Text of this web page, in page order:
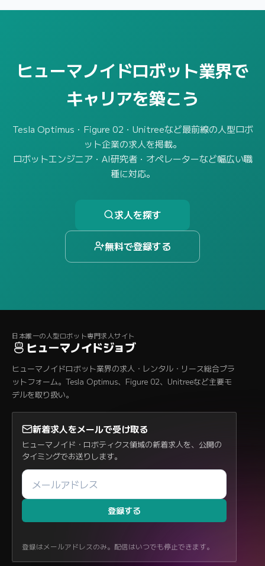
ヒューマノイドロボット業界で
キャリアを築こう
Tesla Optimus・Figure 02・Unitreeなど最前線の人型ロボ
ット企業の求人を掲載。
ロボットエンジニア・AI研究者・オペレーターなど幅広い職
種に対応。
求人を探す
無料で登録する
日本唯一の人型ロボット専門求人サイト
ヒューマノイドジョブ
ヒューマノイドロボット業界の求人・レンタル・リース総合プラ
ットフォーム。Tesla Optimus、Figure 02、Unitreeなど主要モ
デルを取り扱い。
新着求人をメールで受け取る
ヒューマノイド・ロボティクス領域の新着求人を、公開の
タイミングでお送りします。
登録する
登録はメールアドレスのみ。配信はいつでも停止できます。